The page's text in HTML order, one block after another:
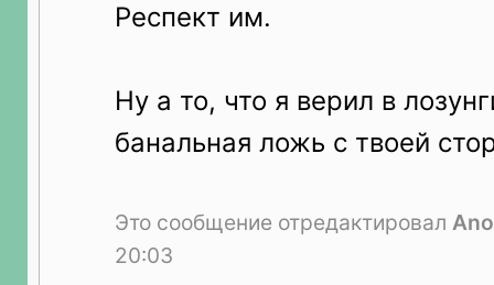
Респект им.
Ну а то, что я верил в
банальная ложь с твоей
Это сообщение отредактировал
20:03